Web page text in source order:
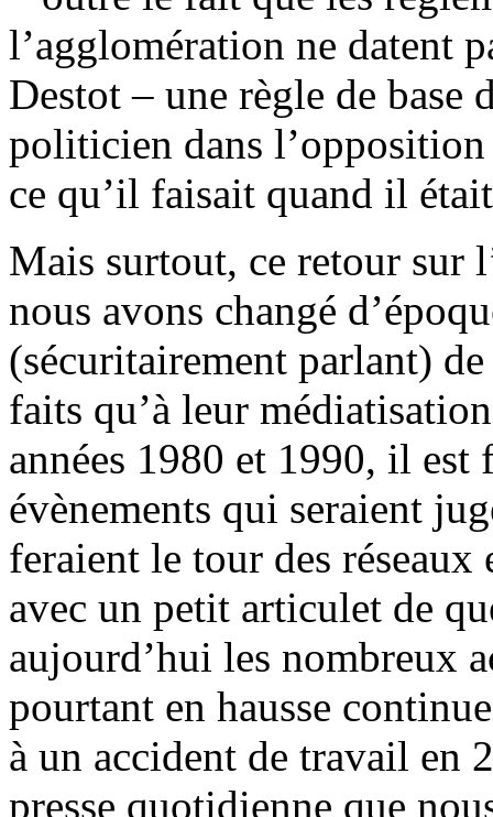
l’agglomération ne datent
Destot – une règle de base
politicien dans l’opposition
ce qu’il faisait quand il
Mais surtout, ce retour sur
nous avons changé
(sécuritairement parlant)
faits qu’à leur
années 1980 et 1990, il
évènements qui seraient
feraient le tour des réseaux
avec un petit articulet de
aujourd’hui les nombreux
pourtant en hausse
à un accident de travail en
presse quotidienne que